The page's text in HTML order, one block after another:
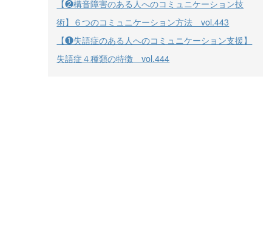
【❷構音障害のある人へのコミュニケーション技
術】６つのコミュニケーション方法 vol.443
【❶失語症のある人へのコミュニケーション支援】
失語症４種類の特徴 vol.444